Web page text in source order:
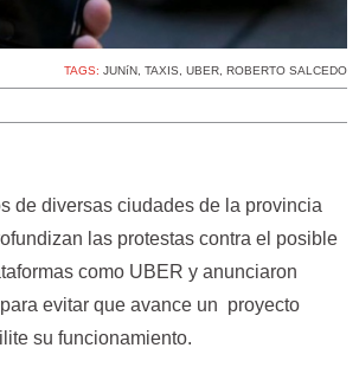
TAGS: JUNíN, TAXIS, UBER, ROBERTO SALCEDO
de diversas ciudades de la provincia
las protestas contra el posible
como UBER y anunciaron
evitar que avance un proyecto
su funcionamiento.